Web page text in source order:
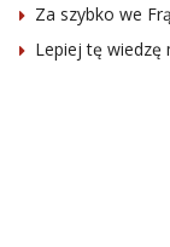
Za szybko we
Lepiej tę wiedzę